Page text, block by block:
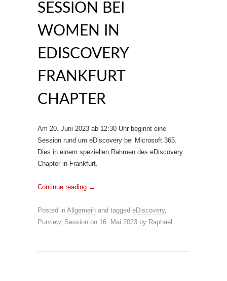
SESSION BEI
WOMEN IN
EDISCOVERY
FRANKFURT
CHAPTER
Am 20. Juni 2023 ab 12:30 Uhr beginnt eine
Session rund um eDiscovery bei Microsoft 365.
Dies in einem speziellen Rahmen des eDiscovery
Chapter in Frankfurt.
Continue reading →
Posted in Allgemein and tagged eDiscovery,
Purview, Session on 16. Mai 2023 by Raphael .